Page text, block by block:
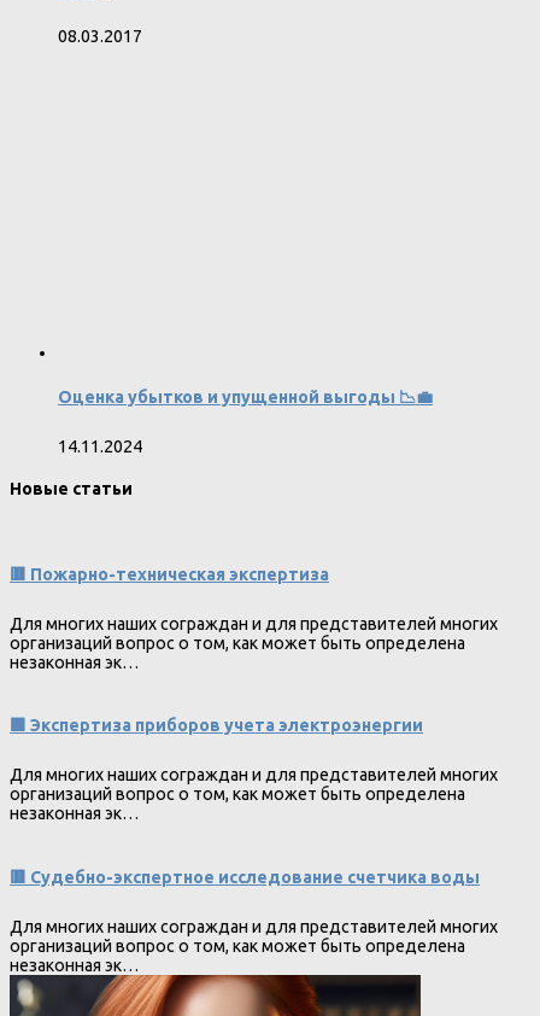
08.03.2017
Оценка убытков и упущенной выгоды 📉💼
14.11.2024
Новые статьи
🟥 Пожарно-техническая экспертиза
Для многих наших сограждан и для представителей многих
организаций вопрос о том, как может быть определена
незаконная эк…
🟩 Экспертиза приборов учета электроэнергии
Для многих наших сограждан и для представителей многих
организаций вопрос о том, как может быть определена
незаконная эк…
🟥 Судебно-экспертное исследование счетчика воды
Для многих наших сограждан и для представителей многих
организаций вопрос о том, как может быть определена
незаконная эк…